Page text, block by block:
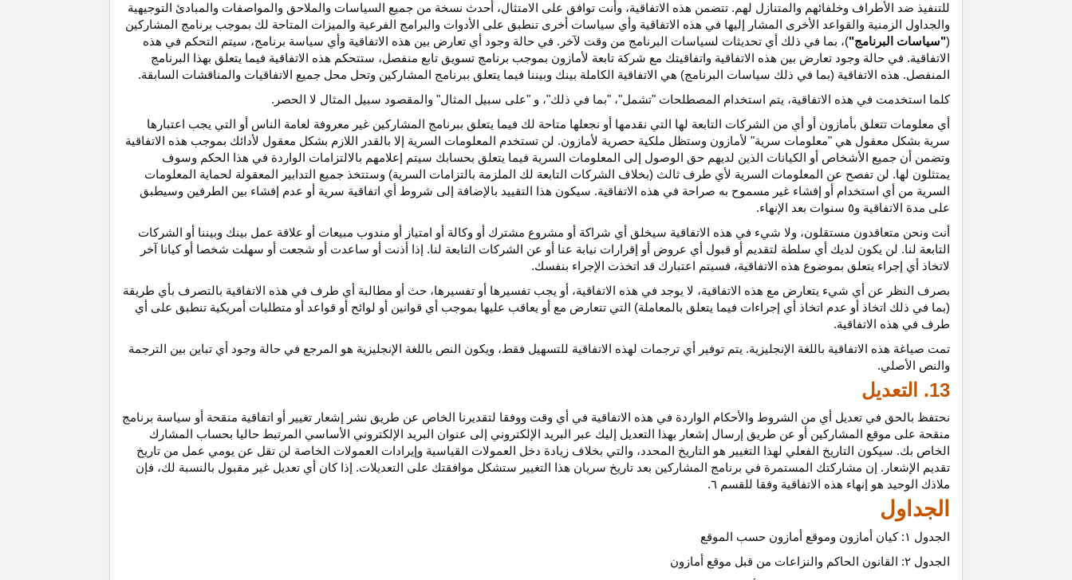
للتنفيذ ضد الأطراف وخلفائهم والمتنازل لهم. تتضمن هذه الاتفاقية، وأنت توافق على الامتثال، أحدث نسخة من جميع السياسات والملاحق والمواصفات والمبادئ التوجيهية
والجداول الزمنية والقواعد الأخرى المشار إليها في هذه الاتفاقية وأي سياسات أخرى تنطبق على الأدوات والبرامج الفرعية والميزات المتاحة لك بموجب برنامج المشاركين
("سياسات البرنامج")، بما في ذلك أي تحديثات لسياسات البرنامج من وقت لآخر. في حالة وجود أي تعارض بين هذه الاتفاقية وأي سياسة برنامج، سيتم التحكم في هذه
الاتفاقية. في حالة وجود تعارض بين هذه الاتفاقية واتفاقيتك مع شركة تابعة لأمازون بموجب برنامج تسويق تابع منفصل، ستتحكم هذه الاتفاقية فيما يتعلق بهذا البرنامج
المنفصل. هذه الاتفاقية (بما في ذلك سياسات البرنامج) هي الاتفاقية الكاملة بينك وبيننا فيما يتعلق ببرنامج المشاركين وتحل محل جميع الاتفاقيات والمناقشات السابقة.
كلما استخدمت في هذه الاتفاقية، يتم استخدام المصطلحات "تشمل"، "بما في ذلك"، و "على سبيل المثال" والمقصود سبيل المثال لا الحصر.
أي معلومات تتعلق بأمازون أو أي من الشركات التابعة لها التي نقدمها أو نجعلها متاحة لك فيما يتعلق ببرنامج المشاركين غير معروفة لعامة الناس أو التي يجب اعتبارها
سرية بشكل معقول هي "معلومات سرية" لأمازون وستظل ملكية حصرية لأمازون. لن تستخدم المعلومات السرية إلا بالقدر اللازم بشكل معقول لأدائك بموجب هذه الاتفاقية
وتضمن أن جميع الأشخاص أو الكيانات الذين لديهم حق الوصول إلى المعلومات السرية فيما يتعلق بحسابك سيتم إعلامهم بالالتزامات الواردة في هذا الحكم وسوف
يمتثلون لها. لن تفصح عن المعلومات السرية لأي طرف ثالث (بخلاف الشركات التابعة لك الملزمة بالتزامات السرية) وستتخذ جميع التدابير المعقولة لحماية المعلومات
السرية من أي استخدام أو إفشاء غير مسموح به صراحة في هذه الاتفاقية. سيكون هذا التقييد بالإضافة إلى شروط أي اتفاقية سرية أو عدم إفشاء بين الطرفين وسيطبق
على مدة الاتفاقية و٥ سنوات بعد الإنهاء.
أنت ونحن متعاقدون مستقلون، ولا شيء في هذه الاتفاقية سيخلق أي شراكة أو مشروع مشترك أو وكالة أو امتياز أو مندوب مبيعات أو علاقة عمل بينك وبيننا أو الشركات
التابعة لنا. لن يكون لديك أي سلطة لتقديم أو قبول أي عروض أو إقرارات نيابة عنا أو عن الشركات التابعة لنا. إذا أذنت أو ساعدت أو شجعت أو سهلت شخصا أو كيانا آخر
لاتخاذ أي إجراء يتعلق بموضوع هذه
الاتفاقية، فسيتم اعتبارك قد اتخذت الإجراء بنفسك.
بصرف النظر عن أي شيء يتعارض مع هذه
الاتفاقية، لا يوجد في هذه الاتفاقية، أو يجب تفسيرها أو تفسيرها، حث أو مطالبة أي طرف في هذه الاتفاقية بالتصرف بأي طريقة
(بما في ذلك اتخاذ أو عدم اتخاذ أي إجراءات فيما يتعلق بالمعاملة) التي تتعارض مع أو يعاقب عليها بموجب أي قوانين أو لوائح أو قواعد أو متطلبات أمريكية تنطبق على أي
طرف في هذه الاتفاقية.
تمت صياغة هذه الاتفاقية باللغة الإنجليزية. يتم توفير أي ترجمات لهذه الاتفاقية للتسهيل فقط، ويكون النص باللغة الإنجليزية هو المرجع في حالة وجود أي تباين بين
الترجمة
والنص
الأصلي.
13. التعديل
نحتفظ بالحق في تعديل أي من الشروط والأحكام الواردة في هذه الاتفاقية في أي وقت ووفقا لتقديرنا الخاص عن طريق نشر إشعار تغيير أو اتفاقية منقحة أو سياسة برنامج
منقحة على موقع المشاركين أو عن طريق إرسال إشعار بهذا التعديل إليك عبر البريد الإلكتروني إلى عنوان البريد الإلكتروني الأساسي المرتبط حاليا بحساب المشارك
الخاص بك. سيكون التاريخ الفعلي لهذا التغيير هو التاريخ
المحدد، والتي بخلاف زيادة دخل العمولات القياسية وإيرادات العمولات الخاصة لن تقل عن يومي عمل من تاريخ
تقديم الإشعار. إن مشاركتك المستمرة في برنامج المشاركين بعد تاريخ سريان هذا التغيير ستشكل موافقتك على التعديلات. إذا كان أي تعديل غير مقبول بالنسبة لك، فإن
ملاذك الوحيد هو إنهاء هذه الاتفاقية وفقا للقسم ٦.
الجداول
الجدول ۱:
كيان أمازون وموقع أمازون حسب الموقع
الجدول ۲: القانون الحاكم والنزاعات من قبل موقع أمازون